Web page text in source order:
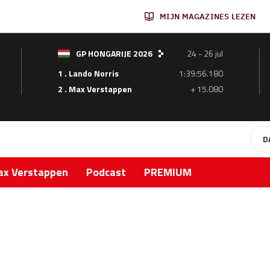
MIJN MAGAZINES LEZEN
GP HONGARIJE 2026
24 - 26 jul
1 . Lando Norris
1:39:56.180
2 . Max Verstappen
+ 15.080
Verstappen Podcast PREMIUM